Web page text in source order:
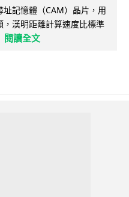
記憶體（CAM）晶片，用
漢明距離計算速度比標準
閱讀全文